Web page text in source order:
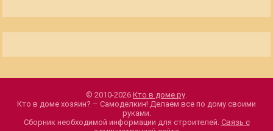
© 2010-2026 Кто в доме.ру.
Кто в доме хозяин? – Самоделкин! Делаем все по дому своими
руками.
Сборник необходимой информации для строителей. Связь с